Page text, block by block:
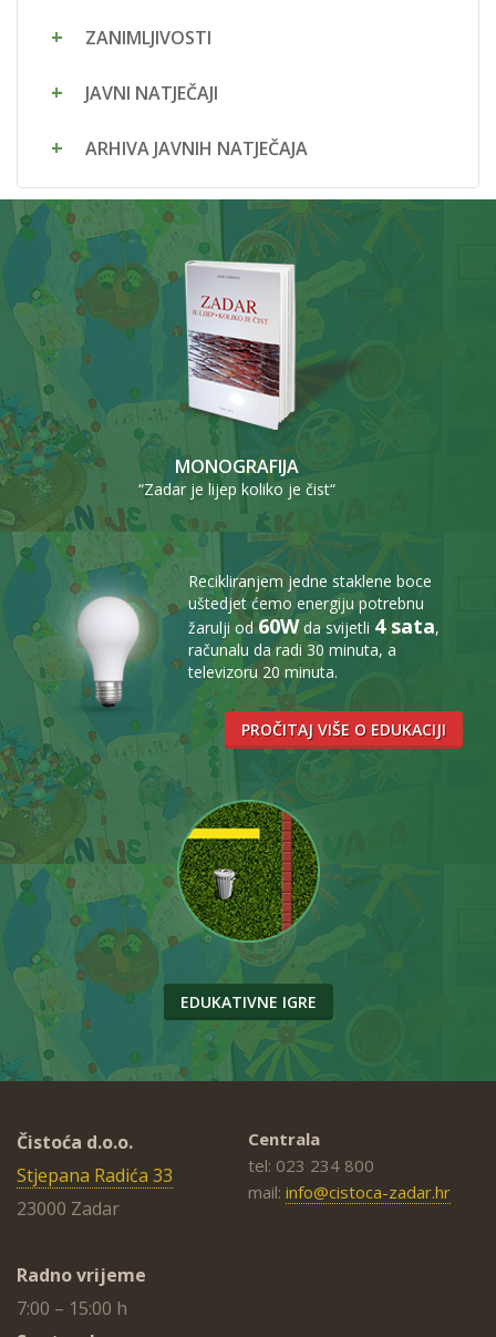
ZANIMLJIVOSTI
JAVNI NATJEČAJI
ARHIVA JAVNIH NATJEČAJA
MONOGRAFIJA
“Zadar je lijep koliko je čist“
Recikliranjem jedne staklene boce
uštedjet ćemo energiju potrebnu
žarulji od60Wda svijetli 4 sata,
računalu da radi 30 minuta, a
televizoru 20 minuta.
PROČITAJ VIŠE O EDUKACIJI
EDUKATIVNE IGRE
Čistoća d.o.o.
Stjepana Radića 33
23000 Zadar
Radno vrijeme
7:00 – 15:00 h
Centrala
tel: 023 234 800
mail: info@cistoca-zadar.hr